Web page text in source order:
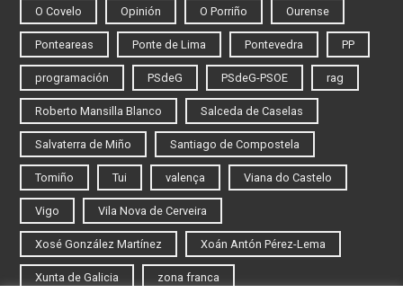
O Covelo Opinión O Porriño Ourense
Ponteareas Ponte de Lima Pontevedra PP
programación PSdeG PSdeG-PSOE rag
Roberto Mansilla Blanco Salceda de Caselas
Salvaterra de Miño Santiago de Compostela
Tomiño Tui valença Viana do Castelo
Vigo Vila Nova de Cerveira
Xosé González Martínez Xoán Antón Pérez-Lema
Xunta de Galicia zona franca